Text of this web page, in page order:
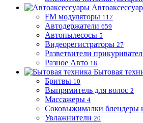
FM модуляторы 117
Автодержатели 659
Автопылесосы 5
Видеорегистраторы 27
Разветвители
Разное Авто 18
Бытовая
Бритвы 10
Выпрямитель для волос 2
Массажеры 4
Соковыжималки блендеры
Увлажнители 20